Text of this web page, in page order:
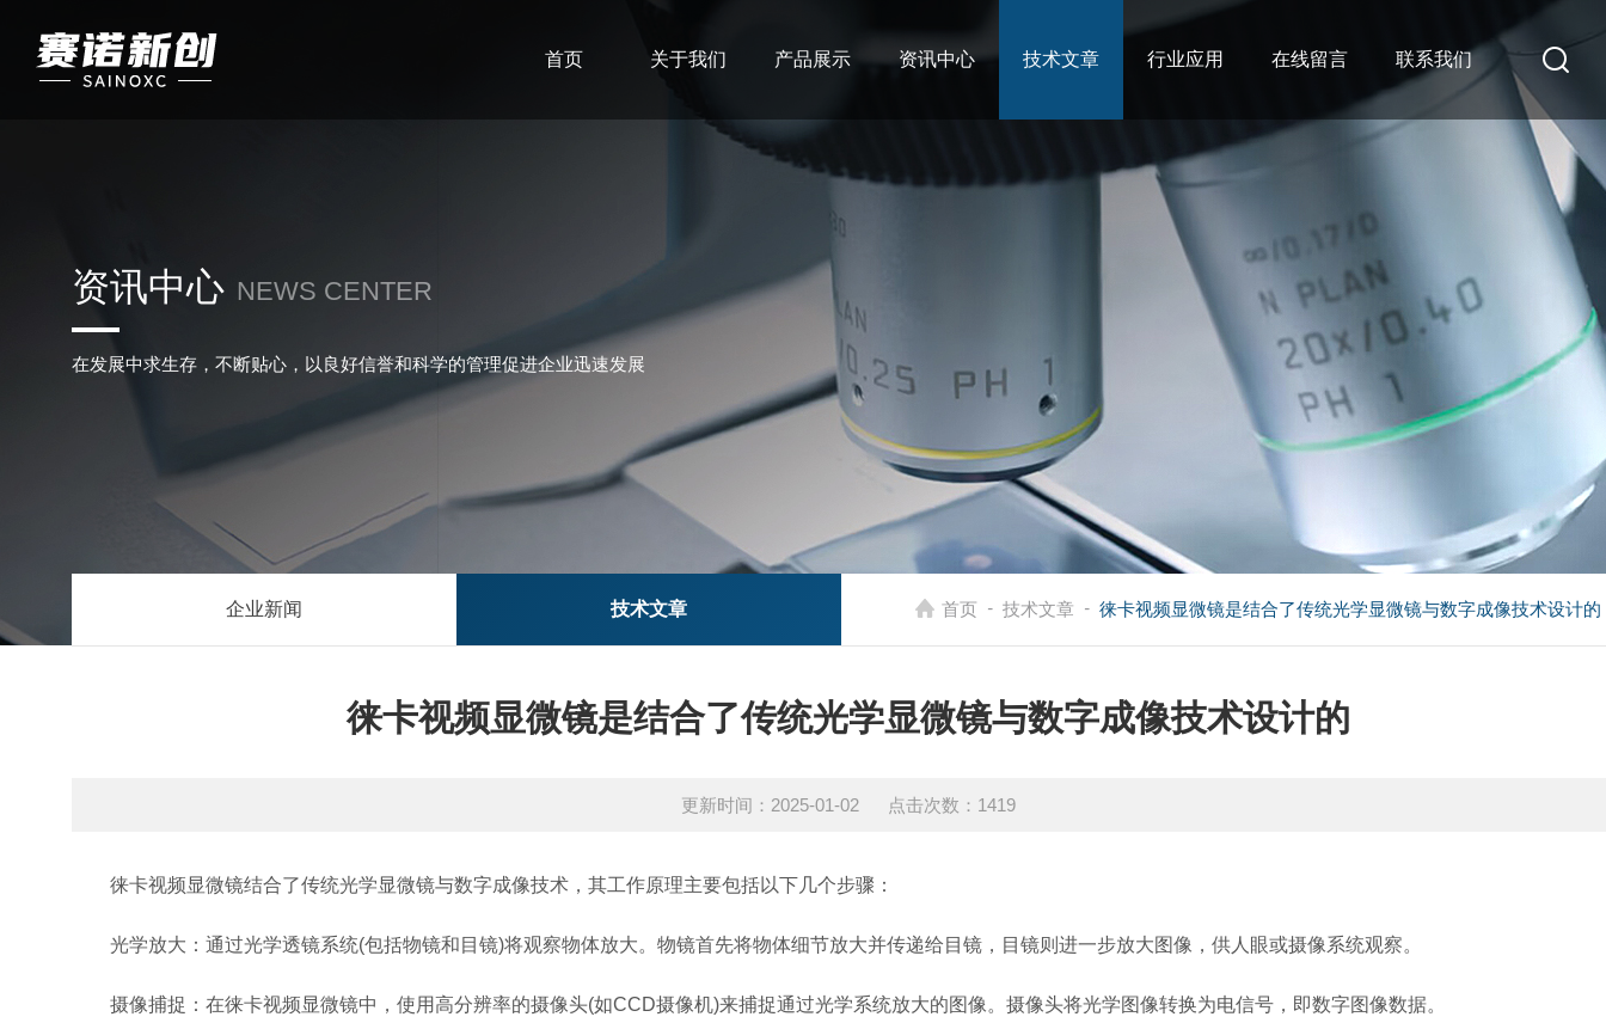
首页 关于我们 产品展示 资讯中心 技术文章 行业应用 在线留言 联系我们
资讯中心 NEWS CENTER
在发展中求生存，不断贴心，以良好信誉和科学的管理促进企业迅速发展
企业新闻 技术文章 首页 - 技术文章 - 徕卡视频显微镜是结合了传统光学显微镜与数字成像技术设计的
徕卡视频显微镜是结合了传统光学显微镜与数字成像技术设计的
更新时间：2025-01-02 点击次数：1419
徕卡视频显微镜结合了传统光学显微镜与数字成像技术，其工作原理主要包括以下几个步骤：
光学放大：通过光学透镜系统(包括物镜和目镜)将观察物体放大。物镜首先将物体细节放大并传递给目镜，目镜则进一步放大图像，供人眼或摄像系统观察。
摄像捕捉：在徕卡视频显微镜中，使用高分辨率的摄像头(如CCD摄像机)来捕捉通过光学系统放大的图像。摄像头将光学图像转换为电信号，即数字图像数据。